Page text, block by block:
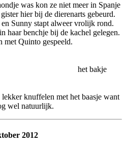
was kon ze niet meer in Spanje
hier bij de dierenarts gebeurd.
Sunny stapt alweer vrolijk rond.
haar benchje bij de kachel gelegen.
met Quinto gespeeld.
bakje
met het baasje want
wel natuurlijk.
2012